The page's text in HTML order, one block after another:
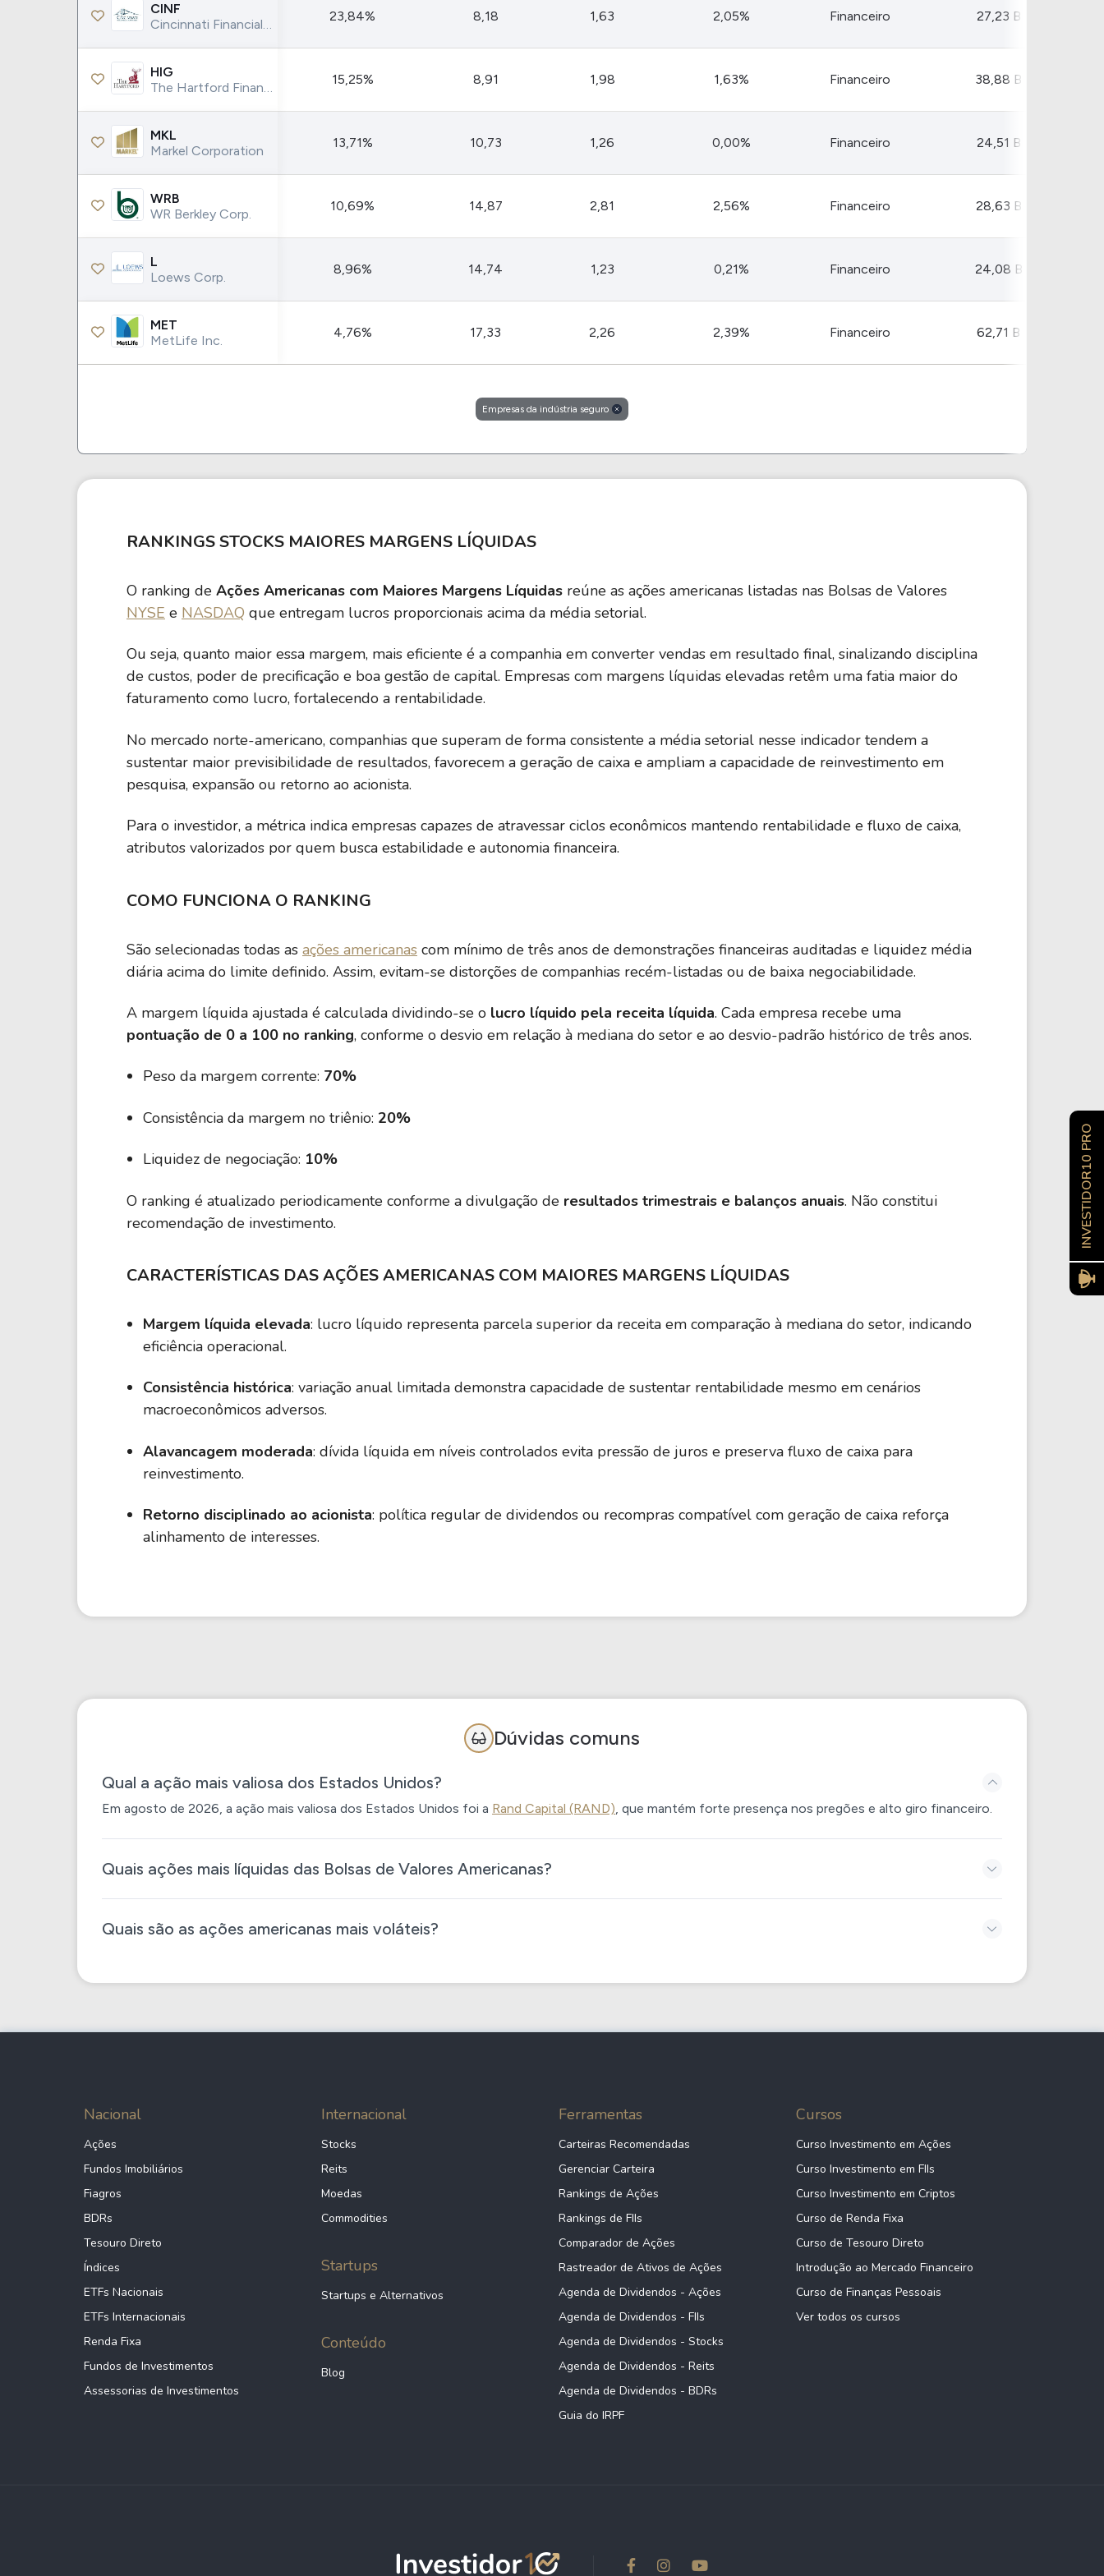
Klabin
Petrobrás
Ver todos
KNRI11
KNCR11
XINA11
Coca-Cola
Cardano
Ver todos
Guia do Iniciante
CINF
Cincinnati Financial Corporation
23,84% 8,18 1,63 2,05% Financeiro 27,23 B
HIG
The Hartford Financial Services Group Inc.
15,25% 8,91 1,98 1,63% Financeiro 38,88 B
MKL
Markel Corporation
13,71% 10,73 1,26 0,00% Financeiro 24,51 B
WRB
WR Berkley Corp.
10,69% 14,87 2,81 2,56% Financeiro 28,63 B
L
Loews Corp.
8,96% 14,74 1,23 0,21% Financeiro 24,08 B
MET
MetLife Inc.
4,76% 17,33 2,26 2,39% Financeiro 62,71 B
Empresas da indústria seguro
RANKINGS STOCKS MAIORES MARGENS LÍQUIDAS
O ranking de Ações Americanas com Maiores Margens Líquidas reúne as ações americanas listadas nas Bolsas de Valores
NYSE e NASDAQ que entregam lucros proporcionais acima da média setorial.
Ou seja, quanto maior essa margem, mais eficiente é a companhia em converter vendas em resultado final, sinalizando disciplina
de custos, poder de precificação e boa gestão de capital. Empresas com margens líquidas elevadas retêm uma fatia maior do
faturamento como lucro, fortalecendo a rentabilidade.
No mercado norte-americano, companhias que superam de forma consistente a média setorial nesse indicador tendem a
sustentar maior previsibilidade de resultados, favorecem a geração de caixa e ampliam a capacidade de reinvestimento em
pesquisa, expansão ou retorno ao acionista.
Para o investidor, a métrica indica empresas capazes de atravessar ciclos econômicos mantendo rentabilidade e fluxo de caixa,
atributos valorizados por quem busca estabilidade e autonomia financeira.
COMO FUNCIONA O RANKING
São selecionadas todas as ações americanas com mínimo de três anos de demonstrações financeiras auditadas e liquidez média
diária acima do limite definido. Assim, evitam-se distorções de companhias recém-listadas ou de baixa negociabilidade.
A margem líquida ajustada é calculada dividindo-se o lucro líquido pela receita líquida. Cada empresa recebe uma
pontuação de 0 a 100 no ranking, conforme o desvio em relação à mediana do setor e ao desvio-padrão histórico de três anos.
Peso da margem corrente: 70%
Consistência da margem no triênio: 20%
Liquidez de negociação: 10%
O ranking é atualizado periodicamente conforme a divulgação de resultados trimestrais e balanços anuais. Não constitui
recomendação de investimento.
CARACTERÍSTICAS DAS AÇÕES AMERICANAS COM MAIORES MARGENS LÍQUIDAS
Margem líquida elevada: lucro líquido representa parcela superior da receita em comparação à mediana do setor, indicando
eficiência operacional.
Consistência histórica: variação anual limitada demonstra capacidade de sustentar rentabilidade mesmo em cenários
macroeconômicos adversos.
Alavancagem moderada: dívida líquida em níveis controlados evita pressão de juros e preserva fluxo de caixa para
reinvestimento.
Retorno disciplinado ao acionista: política regular de dividendos ou recompras compatível com geração de caixa reforça
alinhamento de interesses.
Dúvidas comuns
Qual a ação mais valiosa dos Estados Unidos?
Em agosto de 2026, a ação mais valiosa dos Estados Unidos foi a Rand Capital (RAND), que mantém forte presença nos pregões e alto giro financeiro.
Quais ações mais líquidas das Bolsas de Valores Americanas?
Quais são as ações americanas mais voláteis?
Nacional
Ações
Fundos Imobiliários
Fiagros
BDRs
Tesouro Direto
Índices
ETFs Nacionais
ETFs Internacionais
Renda Fixa
Fundos de Investimentos
Assessorias de Investimentos
Internacional
Stocks
Reits
Moedas
Commodities
Startups
Startups e Alternativos
Conteúdo
Blog
Ferramentas
Carteiras Recomendadas
Gerenciar Carteira
Rankings de Ações
Rankings de FIIs
Comparador de Ações
Rastreador de Ativos de Ações
Agenda de Dividendos - Ações
Agenda de Dividendos - FIIs
Agenda de Dividendos - Stocks
Agenda de Dividendos - Reits
Agenda de Dividendos - BDRs
Guia do IRPF
Cursos
Curso Investimento em Ações
Curso Investimento em FIIs
Curso Investimento em Criptos
Curso de Renda Fixa
Curso de Tesouro Direto
Introdução ao Mercado Financeiro
Curso de Finanças Pessoais
Ver todos os cursos
INVESTIDOR10 PRO